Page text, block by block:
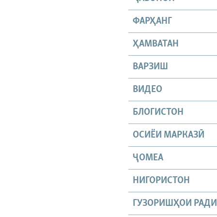
ФАРҲАНГ
ҲАМВАТАН
ВАРЗИШ
ВИДЕО
БЛОГИСТОН
ОСИЁИ МАРКАЗӢ
ҶОМEА
НИГОРИСТОН
ГУЗОРИШҲОИ